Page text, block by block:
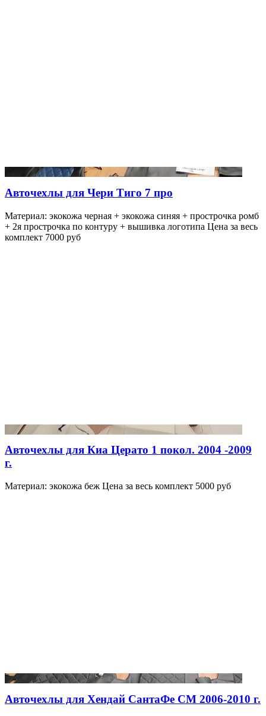
Авточехлы для Чери Тиго 7 про
Материал: экокожа черная + экокожа синяя + прострочка ромб
+ 2я прострочка по контуру + вышивка логотипа Цена за весь
комплект 7000 руб
Авточехлы для Киа Церато 1 покол. 2004 -2009
г.
Материал: экокожа беж Цена за весь комплект 5000 руб
Авточехлы для Хендай СантаФе СМ 2006-2010 г.